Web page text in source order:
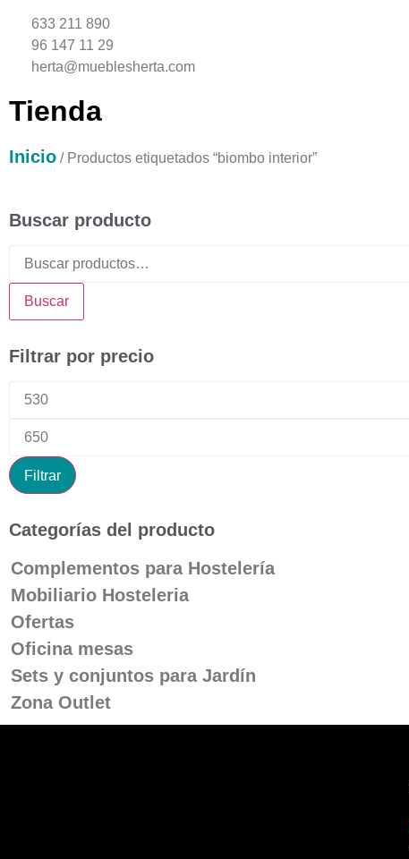
633 211 890
96 147 11 29
herta@mueblesherta.com
Tienda
Inicio / Productos etiquetados “biombo interior”
Buscar producto
Buscar
Filtrar por precio
Filtrar
Categorías del producto
Complementos para Hostelería
Mobiliario Hosteleria
Ofertas
Oficina mesas
Sets y conjuntos para Jardín
Zona Outlet